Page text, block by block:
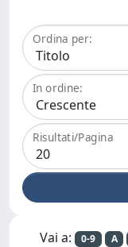
Ordina per:
In ordine:
Risultati/Pagina
Vai a: 0-9 A